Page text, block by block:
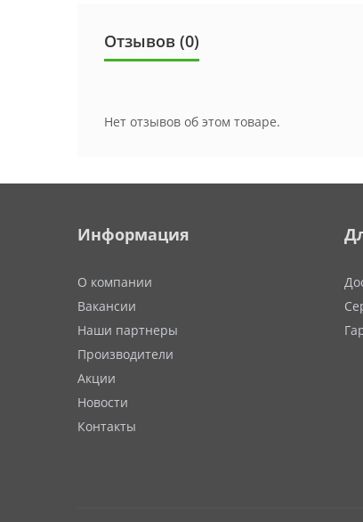
Отзывов (0)
Нет отзывов об этом товаре.
Информация
О компании
Вакансии
Наши партнеры
Производители
Акции
Новости
Контакты